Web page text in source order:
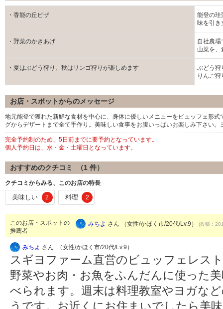
・香能の丘ピザ
能登の珪
味を引き
・野菜のかきあげ
自社農場
山菜を、
・夏はぶどう狩り、秋はリンゴ狩りが楽しめます
ぶどう
りんご
お店・スポットからのメッセージ
地元能登で獲れた新鮮な食材を中心に、身体に優しいメニューをビュッフェ形
グからデザートまで全て手作り。美味しい食事をお腹いっぱいお楽しみ下さい
完全予約制のため、5日前までに要予約となっています。
個人予約日は、水・金・土曜日となっています。
おすすめのクチコミ （1 件）
クチコミからみる、このお店の特長
美味しい 2 料理 2
このお店・スポットの
推薦者
みちよ さん （女性/かほく市/20代/Lv.9） (投稿：
みちよ さん （女性/かほく市/20代/Lv.9）
スギヨファーム直営のビュッフェレス
野菜やお肉・お魚をふんだんに使った
べられます。週末は料理教室やヨガな
うです。お近くにお住まいでしたら美